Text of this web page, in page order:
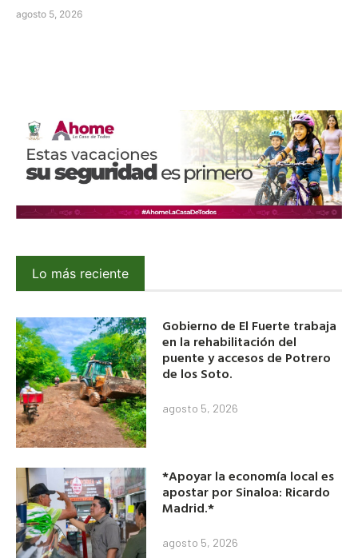
agosto 5, 2026
Lo más reciente
Gobierno de El Fuerte trabaja
en la rehabilitación del
puente y accesos de Potrero
de los Soto.
agosto 5, 2026
*Apoyar la economía local es
apostar por Sinaloa: Ricardo
Madrid.*
agosto 5, 2026